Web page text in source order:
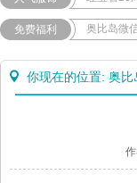
免费福利 奥比岛微
你现在的位置: 奥比